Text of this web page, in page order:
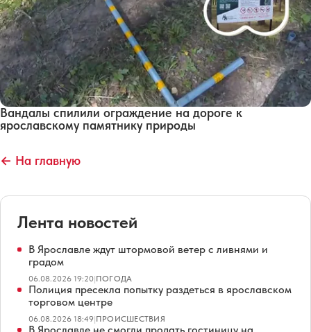
Вандалы спилили ограждение на дороге к
ярославскому памятнику природы
← На главную
Лента новостей
В Ярославле ждут штормовой ветер с ливнями и
градом
06.08.2026 19:20|ПОГОДА
Полиция пресекла попытку раздеться в ярославском
торговом центре
06.08.2026 18:49|ПРОИСШЕСТВИЯ
В Ярославле не смогли продать гостиницу на